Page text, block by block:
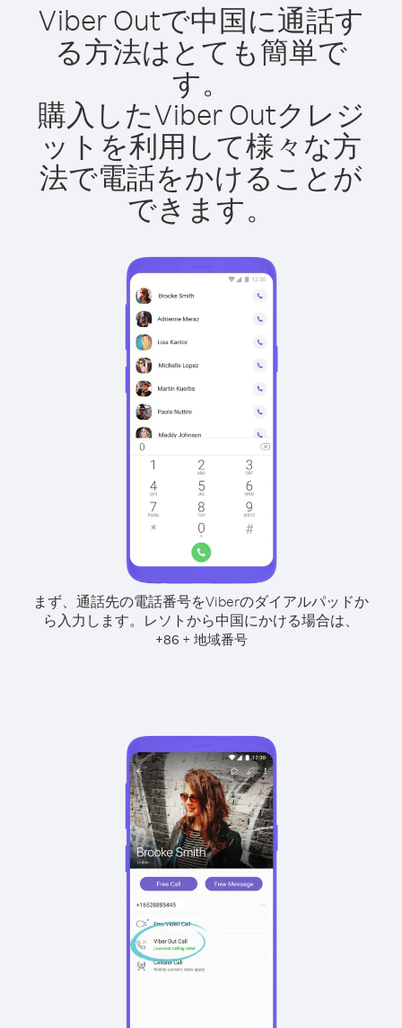
Viber Outで中国に通話す
る方法はとても簡単で
す。
購入したViber Outクレジ
ットを利用して様々な方
法で電話をかけることが
できます。
まず、通話先の電話番号をViberのダイアルパッドか
ら入力します。 レソトから中国にかける場合は、
+86 + 地域番号